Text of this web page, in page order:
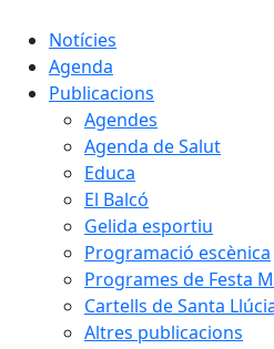
Notícies
Agenda
Publicacions
Agendes
Agenda de Salut
Educa
El Balcó
Gelida esportiu
Programació escènica
Programes de Festa
Cartells de Santa
Altres publicacions